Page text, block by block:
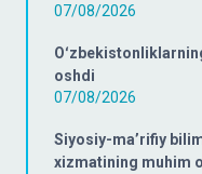
07/08/2026
oshdi
07/08/2026
Siyosiy-ma’rifiy
xizmatining muhim